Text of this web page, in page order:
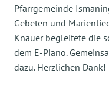
Pfarrgemeinde
Gebeten und
Knauer begleitete die
dem E-Piano.
dazu. Herzlichen Dank!